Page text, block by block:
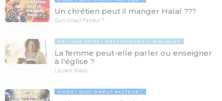
17:21
Un chrétien peut il manger Halal ???
Quoi d'neuf Pasteur ?
MESSAGE TEXTE ENSEIGNEMENTS BIBLIQUES
La femme peut-elle parler ou enseigner
à l'église ?
Laurent Weiss
VIDÉO QUOI D'NEUF PASTEUR ?